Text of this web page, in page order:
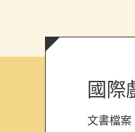
國際
文書檔案